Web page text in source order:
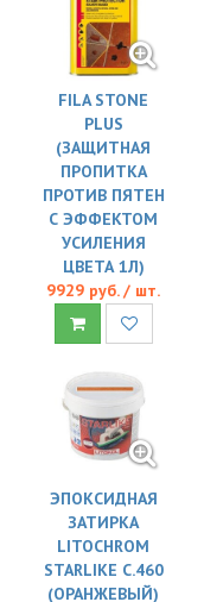
FILA STONE
PLUS
(ЗАЩИТНАЯ
ПРОПИТКА
ПРОТИВ ПЯТЕН
С ЭФФЕКТОМ
УСИЛЕНИЯ
ЦВЕТА 1Л)
9929 руб. / шт.
ЭПОКСИДНАЯ
ЗАТИРКА
LITOCHROM
STARLIKE C.460
(ОРАНЖЕВЫЙ)